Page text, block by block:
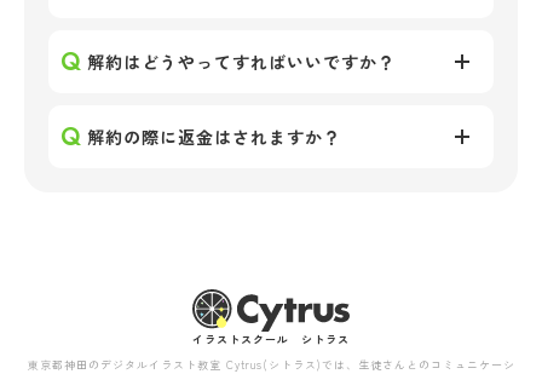
解約はどうやってすればいいですか？
解約の際に返金はされますか？
イラストスクール シトラス
東京都神田のデジタルイラスト教室 Cytrus(シトラス)では、生徒さんとのコミュニケーシ